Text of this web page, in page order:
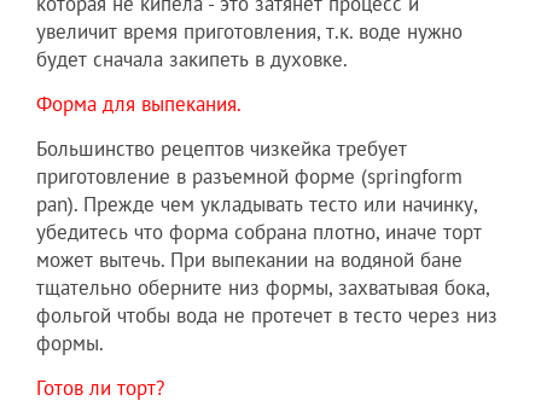
увеличит время приготовления, т.к. воде нужно
будет сначала закипеть в духовке.
Форма для выпекания.
Большинство рецептов чизкейка требует
приготовление в разъемной форме (springform
pan). Прежде чем укладывать тесто или начинку,
убедитесь что форма собрана плотно, иначе торт
может вытечь. При выпекании на водяной бане
тщательно оберните низ формы, захватывая бока,
фольгой чтобы вода не протечет в тесто через низ
формы.
Готов ли торт?